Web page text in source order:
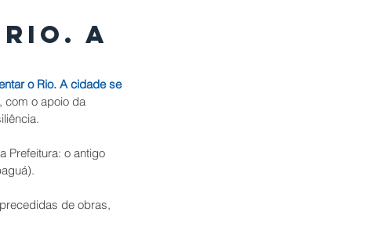
A
o Rio. A cidade se
com o apoio da
Prefeitura: o antigo
de obras,